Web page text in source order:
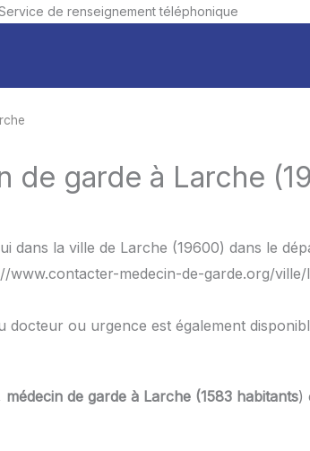
de renseignement téléphonique
de garde à Larche
dans la ville de Larche (19600) dans le
medecin-de-garde.org/ville/
docteur ou urgence est également
médecin de garde à Larche (1583 habitants)